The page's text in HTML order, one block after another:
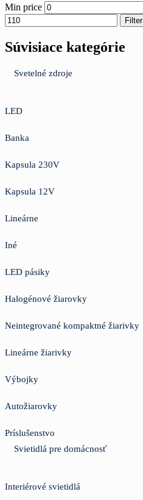
Min price
Filter
Súvisiace kategórie
Svetelné zdroje
LED
Banka
Kapsula 230V
Kapsula 12V
Lineárne
Iné
LED pásiky
Halogénové žiarovky
Neintegrované kompaktné žiarivky
Lineárne žiarivky
Výbojky
Autožiarovky
Príslušenstvo
Svietidlá pre domácnosť
Interiérové svietidlá